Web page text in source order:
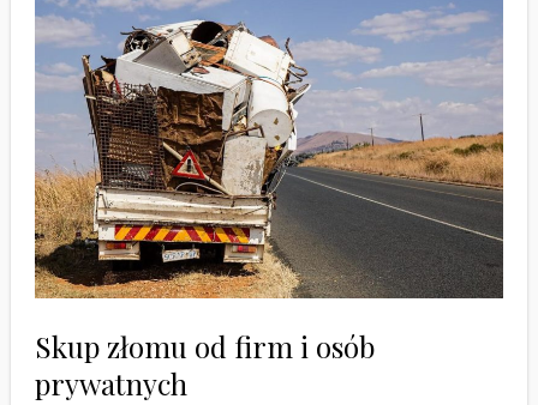
Skup złomu od firm i osób
prywatnych